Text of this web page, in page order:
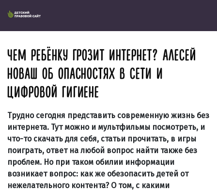
ЧЕМ РЕБЁНКУ ГРОЗИТ ИНТЕРНЕТ? АЛЕСЕЙ
НОВАШ ОБ ОПАСНОСТЯХ В СЕТИ И
ЦИФРОВОЙ ГИГИЕНЕ
Трудно сегодня представить современную жизнь без
интернета. Тут можно и мультфильмы посмотреть, и
что-то скачать для себя, статьи прочитать, в игры
поиграть, ответ на любой вопрос найти также без
проблем. Но при таком обилии информации
возникает вопрос: как же обезопасить детей от
нежелательного контента? О том, с какими